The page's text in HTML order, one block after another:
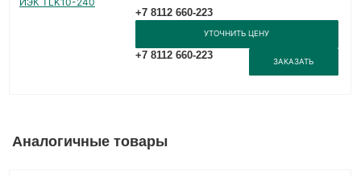
+7 8112 660-223
УТОЧНИТЬ ЦЕНУ
+7 8112 660-223
ЗАКАЗАТЬ
Аналогичные товары